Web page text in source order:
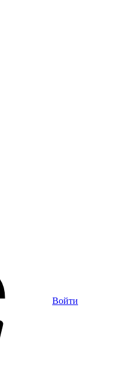
Войти